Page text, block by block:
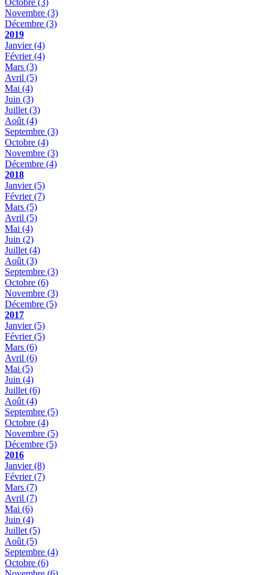
Novembre (3)
Décembre (3)
2019
Janvier(4)
Février(4)
Mars (3)
Avril (5)
Mai (4)
Juin (3)
Juillet (3)
Août (4)
Septembre (3)
Octobre (4)
Novembre (3)
Décembre (4)
2018
Janvier(5)
Février(7)
Mars (5)
Avril (5)
Mai (4)
Juin (2)
Juillet (4)
Août (3)
Septembre (3)
Octobre (6)
Novembre (3)
Décembre (5)
2017
Janvier(5)
Février(5)
Mars (6)
Avril (6)
Mai (5)
Juin (4)
Juillet (6)
Août (4)
Septembre (5)
Octobre (4)
Novembre (5)
Décembre (5)
2016
Janvier(8)
Février(7)
Mars (7)
Avril (7)
Mai (6)
Juin (4)
Juillet (5)
Août (5)
Septembre (4)
Octobre (6)